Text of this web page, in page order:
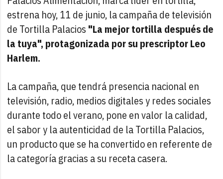
estrena hoy, 11 de junio, la campaña de televisión
de Tortilla Palacios "La mejor tortilla después de
la tuya", protagonizada por su prescriptor Leo
Harlem.
La campaña, que tendrá presencia nacional en
televisión, radio, medios digitales y redes sociales
durante todo el verano, pone en valor la calidad,
el sabor y la autenticidad de la Tortilla Palacios,
un producto que se ha convertido en referente de
la categoría gracias a su receta casera.